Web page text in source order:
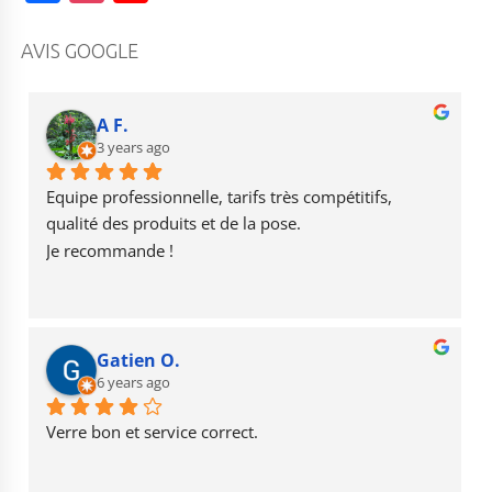
a
c
b
o
o
k
st
a
r
a
m
b
e
AVIS GOOGLE
A F.
3 years ago
Equipe professionnelle, tarifs très compétitifs,
qualité des produits et de la pose.
Je recommande !
Gatien O.
6 years ago
Verre bon et service correct.